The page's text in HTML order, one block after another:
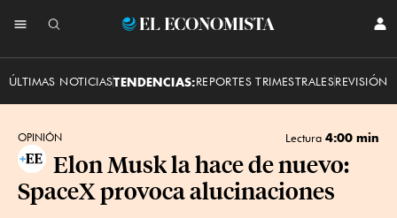
El
ÚLTIMAS NOTICIASTENDENCIAS:REPORTES TRIMESTRALESREVISIÓN
OPINIÓN Lectura 4:00 min
Elon Musk la hace de nuevo:
SpaceX provoca alucinaciones